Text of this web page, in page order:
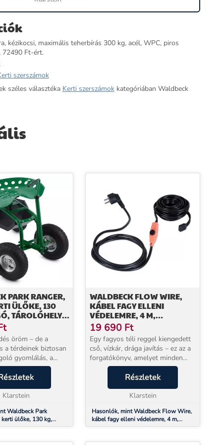
kézikocsi, maximális teherbírás 300 kg, acél, WPC, piros
72490 Ft-ért.
szerszámok
széles választéka Kerti szerszámokkategóriában Waldbeck
PARK RANGER,
ÜLŐKE, 130
TÁROLÓHELY,
öröm – de a
a térdeinek biztosan
gyomlálás, a
és a nehéz
napok után
a testet. A
Ranger é...
Klarstein
Waldbeck Park
kerti ülőke, 130 kg,
acél
WALDBECK FLOW WIRE,
KÁBEL FAGY ELLENI
VÉDELEMRE, 4 M,
TERMOSZTÁTTAL, IP68
19 690 Ft
Egy fagyos téli reggel kiengedett
cső, vízkár, drága javítás – ez az a
forgatókönyv, amelyet minden
háztulajdonos el szeretne kerülni.
A Klarstein Flow Wire fűtőkábel
pontosan ezt akadályozza meg:
Részletek
Klarstein
Hasonlók, mint Waldbeck Flow Wire,
kábel fagy elleni védelemre, 4 m,
termosztáttal, IP68